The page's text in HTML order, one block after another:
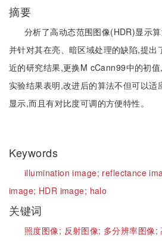
摘要
分析了高动态范围图像(HDR)显示
并针对其在亮、暗区域处理的缺陷,提出
近的研究结果,更换M cCann99中的初值
实验结果表明,改进后的算法不但可以适
显示,而且有对比度可调的方便特性。
Keywords
illumination image; reflectance
image; HDR image; halo
关键词
照度图像; 反射图像; 多分辨率图像;